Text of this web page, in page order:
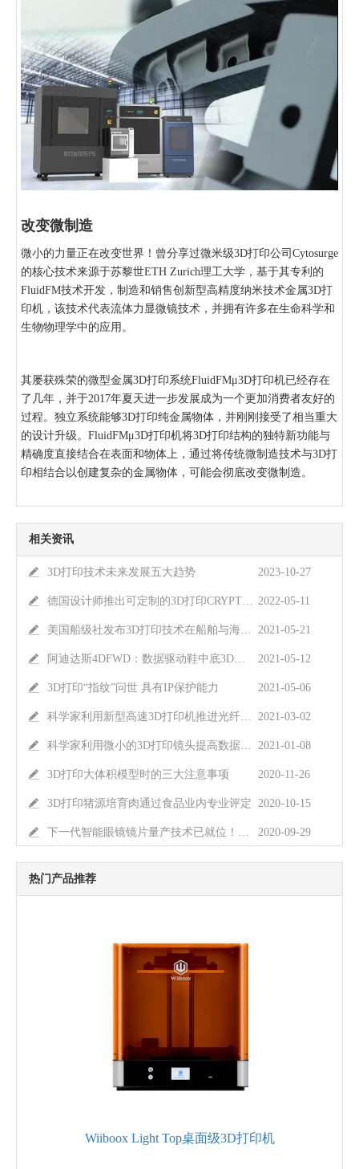
改变微制造
微小的力量正在改变世界！曾分享过微米级3D打印公司Cytosurge
的核心技术来源于苏黎世ETH Zurich理工大学，基于其专利的
FluidFM技术开发，制造和销售创新型高精度纳米技术金属3D打
印机，该技术代表流体力显微镜技术，并拥有许多在生命科学和
生物物理学中的应用。
其屡获殊荣的微型金属3D打印系统FluidFMμ3D打印机已经存在
了几年，并于2017年夏天进一步发展成为一个更加消费者友好的
过程。独立系统能够3D打印纯金属物体，并刚刚接受了相当重大
的设计升级。FluidFMμ3D打印机将3D打印结构的独特新功能与
精确度直接结合在表面和物体上，通过将传统微制造技术与3D打
印相结合以创建复杂的金属物体，可能会彻底改变微制造。
相关资讯
3D打印技术未来发展五大趋势 2023-10-27
德国设计师推出可定制的3D打印CRYPTIDE运动鞋 2022-05-11
美国船级社发布3D打印技术在船舶与海洋工程领域应用指南 2021-05-21
阿迪达斯4DFWD：数据驱动鞋中底3D打印技术 2021-05-12
3D打印“指纹”问世 具有IP保护能力 2021-05-06
科学家利用新型高速3D打印机推进光纤技术发展 2021-03-02
科学家利用微小的3D打印镜头提高数据传输速度 2021-01-08
3D打印大体积模型时的三大注意事项 2020-11-26
3D打印猪源培育肉通过食品业内专业评定 2020-10-15
下一代智能眼镜镜片量产技术已就位！独家深解其中3D打印工艺 2020-09-29
热门产品推荐
Wiiboox Light Top桌面级3D打印机